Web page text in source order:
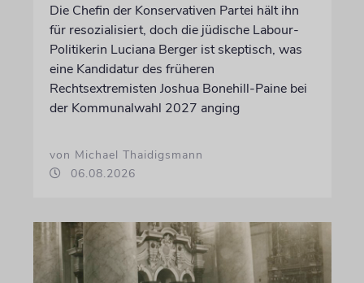
Die Chefin der Konservativen Partei hält ihn
für resozialisiert, doch die jüdische Labour-
Politikerin Luciana Berger ist skeptisch, was
eine Kandidatur des früheren
Rechtsextremisten Joshua Bonehill-Paine bei
der Kommunalwahl 2027 anging
von Michael Thaidigsmann
06.08.2026